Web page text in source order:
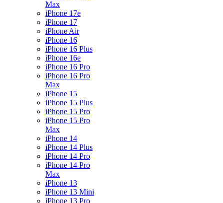
Max
iPhone 17e
iPhone 17
iPhone Air
iPhone 16
iPhone 16 Plus
iPhone 16e
iPhone 16 Pro
iPhone 16 Pro
Max
iPhone 15
iPhone 15 Plus
iPhone 15 Pro
iPhone 15 Pro
Max
iPhone 14
iPhone 14 Plus
iPhone 14 Pro
iPhone 14 Pro
Max
iPhone 13
iPhone 13 Mini
iPhone 13 Pro